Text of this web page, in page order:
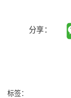
分享：
标签：